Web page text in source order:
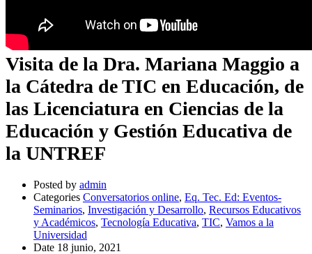
Visita de la Dra. Mariana Maggio a
la Cátedra de TIC en Educación, de
las Licenciatura en Ciencias de la
Educación y Gestión Educativa de
la UNTREF
Posted by admin
Categories Conversatorios online, Eq. Tec. Ed: Eventos-
Seminarios, Investigación y Desarrollo, Recursos Educativos
y Académicos, Tecnología Educativa, TIC, Vamos a la
Universidad
Date 18 junio, 2021